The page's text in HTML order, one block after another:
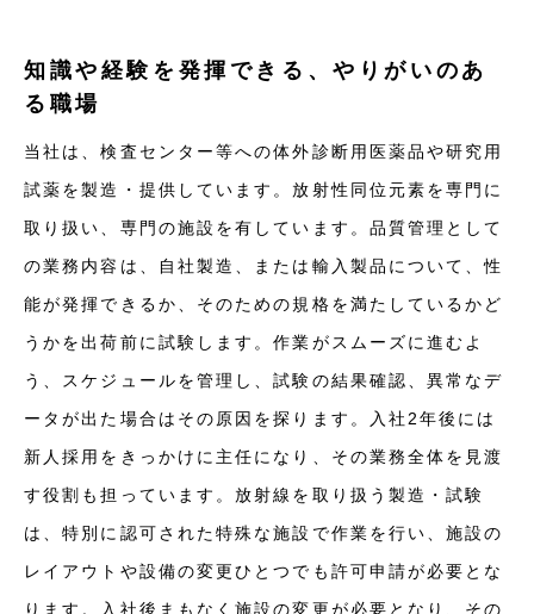
知識や経験を発揮できる、やりがいのあ
る職場
当社は、検査センター等への体外診断用医薬品や研究用
試薬を製造・提供しています。放射性同位元素を専門に
取り扱い、専門の施設を有しています。品質管理として
の業務内容は、自社製造、または輸入製品について、性
能が発揮できるか、そのための規格を満たしているかど
うかを出荷前に試験します。作業がスムーズに進むよ
う、スケジュールを管理し、試験の結果確認、異常なデ
ータが出た場合はその原因を探ります。入社2年後には
新人採用をきっかけに主任になり、その業務全体を見渡
す役割も担っています。放射線を取り扱う製造・試験
は、特別に認可された特殊な施設で作業を行い、施設の
レイアウトや設備の変更ひとつでも許可申請が必要とな
ります。入社後まもなく施設の変更が必要となり、その